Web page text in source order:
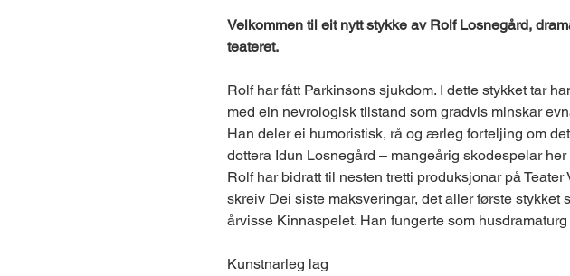
Velkommen til eit nytt stykke av Rolf Losnegård,
teateret.
Rolf har fått Parkinsons sjukdom. I dette stykket tar
med ein nevrologisk tilstand som gradvis minskar
Han deler ei humoristisk, rå og ærleg forteljing om
dottera Idun Losnegård – mangeårig skodespelar
Rolf har bidratt til nesten tretti produksjonar på
skreiv Dei siste maksveringar, det aller første
årvisse Kinnaspelet. Han fungerte som
Kunstnarleg lag